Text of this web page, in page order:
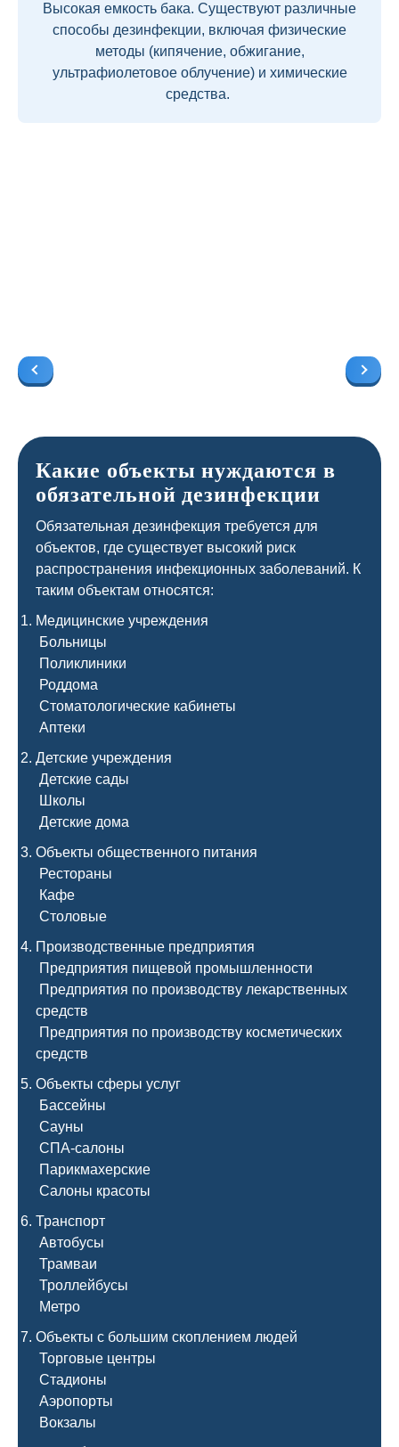
Высокая емкость бака. Существуют различные
способы дезинфекции, включая физические
методы (кипячение, обжигание,
ультрафиолетовое облучение) и химические
средства.
Какие объекты нуждаются в
обязательной дезинфекции
Обязательная дезинфекция требуется для
объектов, где существует высокий риск
распространения инфекционных заболеваний. К
таким объектам относятся:
Медицинские учреждения
Больницы
Поликлиники
Роддома
Стоматологические кабинеты
Аптеки
Детские учреждения
Детские сады
Школы
Детские дома
Объекты общественного питания
Рестораны
Кафе
Столовые
Производственные предприятия
Предприятия пищевой промышленности
Предприятия по производству лекарственных
средств
Предприятия по производству косметических
средств
Объекты сферы услуг
Бассейны
Сауны
СПА-салоны
Парикмахерские
Салоны красоты
Транспорт
Автобусы
Трамваи
Троллейбусы
Метро
Объекты с большим скоплением людей
Торговые центры
Стадионы
Аэропорты
Вокзалы